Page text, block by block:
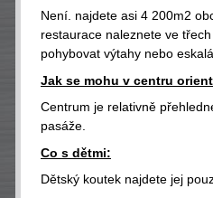
Není. najdete asi 4 200m2
restaurace naleznete ve
pohybovat výtahy nebo
Jak se mohu v centru
Centrum je relativně
pasáže.
Co s dětmi:
Dětský koutek najdete jej